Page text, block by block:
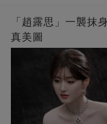
「趙露思」一襲抹
真美圖